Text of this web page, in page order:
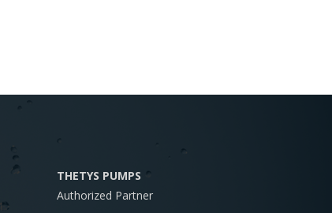
THETYS PUMPS
Authorized Partner